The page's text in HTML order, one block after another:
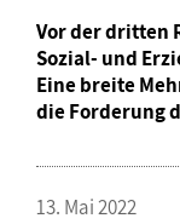
Vor der dritten
Sozial- und
Eine breite
die Forderung
13. Mai 2022